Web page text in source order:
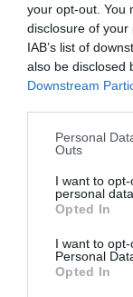
your opt-out. You
disclosure of
IAB’s list of
also be disclosed
Downstream
Personal
Outs
I want to
personal data.
Opted In
I want to
Personal
Opted In
Για να παρέχουμε την
cookies για την
Η συγκατάθεση για
επεξεργαστούμε
περιήγησης ή
συγκατάθεση ή η
αρνητικά ορισμένες
Πολιτική